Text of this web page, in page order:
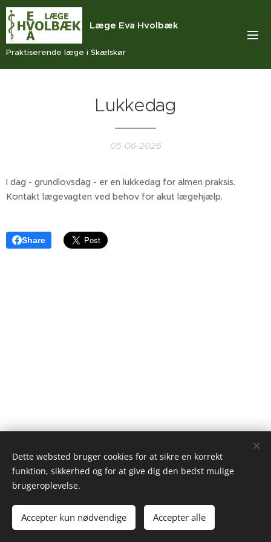
Læge Eva Hvolbæk
Praktiserende læge i Skælskør
Lukkedag
05-06-2026
I dag - grundlovsdag - er en lukkedag for almen praksis.
Kontakt lægevagten ved behov for akut lægehjælp.
Share
Cookies
Dette websted bruger cookies for at sikre en korrekt
funktion, sikkerhed og for at give dig den bedst mulige
brugeroplevelse.
Accepter kun nødvendige Accepter alle